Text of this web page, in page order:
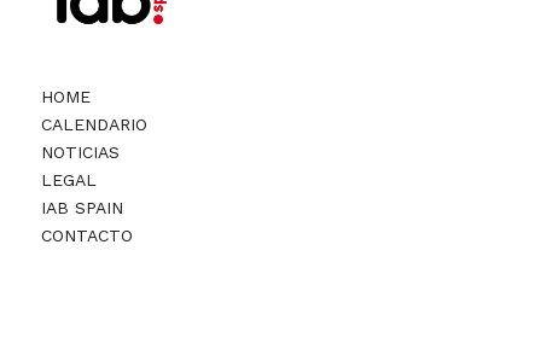
HOME
CALENDARIO
NOTICIAS
LEGAL
IAB SPAIN
CONTACTO